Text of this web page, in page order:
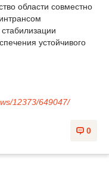
области совместно
устойчивого
12373/649047/
0